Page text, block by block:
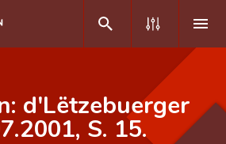
d'Lëtzebuerger
S. 15.